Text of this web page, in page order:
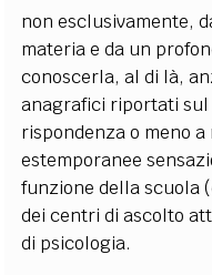
non esclusivamente,
materia e da un
conoscerla, al di là,
anagrafici riportati
rispondenza o meno
estemporanee
funzione della scuola
dei centri di ascolto
di psicologia.